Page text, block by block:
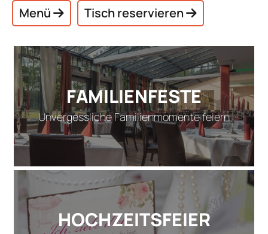
Menü Tisch reservieren
FAMILIENFESTE
Unvergessliche Familienmomente feiern
HOCHZEITSFEIER